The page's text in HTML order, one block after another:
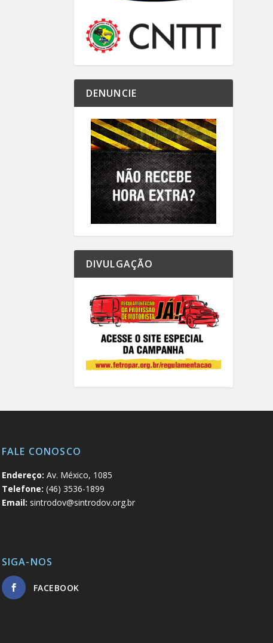
DENUNCIE
DIVULGAÇÃO
FALE CONOSCO
Endereço: Av. México, 1085
Telefone: (46) 3536-1899
Email: sintrodov@sintrodov.org.br
SIGA-NOS
FACEBOOK